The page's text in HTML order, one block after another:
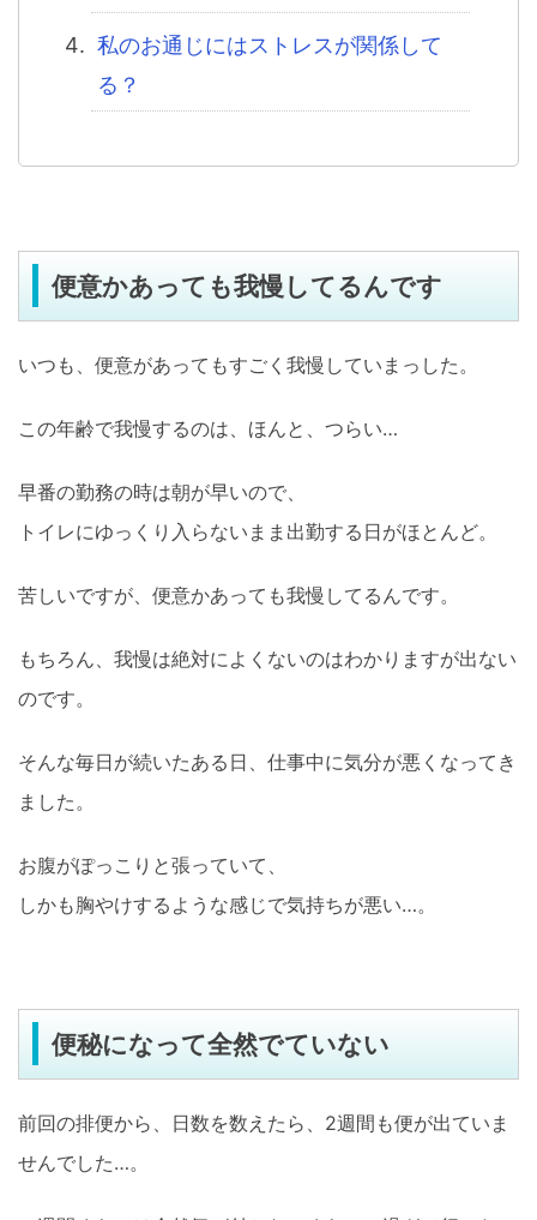
私のお通じにはストレスが関係して
る？
便意かあっても我慢してるんです
いつも、便意があってもすごく我慢していまっした。
この年齢で我慢するのは、ほんと、つらい…
早番の勤務の時は朝が早いので、
トイレにゆっくり入らないまま出勤する日がほとんど。
苦しいですが、便意かあっても我慢してるんです。
もちろん、我慢は絶対によくないのはわかりますが出ない
のです。
そんな毎日が続いたある日、仕事中に気分が悪くなってき
ました。
お腹がぽっこりと張っていて、
しかも胸やけするような感じで気持ちが悪い…。
便秘になって全然でていない
前回の排便から、日数を数えたら、2週間も便が出ていま
せんでした…。